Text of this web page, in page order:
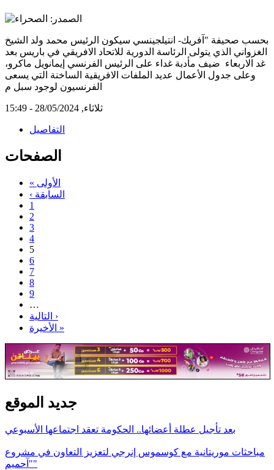
بحسب صحيفة "آفريك- انتيلجينسي سيكون الرئيس محمد ولد الشيخ
الغزواني الذي يتولى الرئاسة الدورية للاتحاد الافريقي في باريس بعد
غد الاربعاء ضيف مأدبة غداء على الرئيس الفرنسي إيمانويل ماكرو،
وعلى جدول الأعمال عديد الملفات الافريقية الساخنة التي يسعى
الفرنسيون لوجود سبل م
ثلاثاء, 28/05/2024 - 15:49
التفاصيل
الصفحات
« الأولى
‹ السابقة
1
2
3
4
5
6
7
8
9
…
التالية ›
الأخيرة »
جديد الموقع
بعد تأجيل عطلة أعضائها.. الحكومة تعقد اجتماعها الأسبوعي
مباحثات موريتانية مع كوسموس إنرجي لتعزيز التعاون في مشروع
"آحميم"